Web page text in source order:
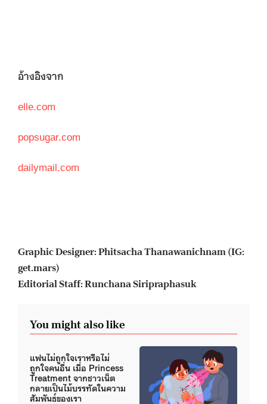
อ้างอิงจาก
elle.com
popsugar.com
dailymail.com
Graphic Designer: Phitsacha Thanawanichnam (IG:
get.mars)
Editorial Staff: Runchana Siripraphasuk
You might also like
แฟนไม่ถูกใจเราหรือไม่
ถูกใจคนอื่น เมื่อ Princess
Treatment จากชาวเน็ต
กลายเป็นไม้บรรทัดในความ
สัมพันธ์ของเรา